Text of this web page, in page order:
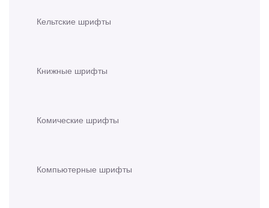
Кельтские шрифты
Книжные шрифты
Комические шрифты
Компьютерные шрифты